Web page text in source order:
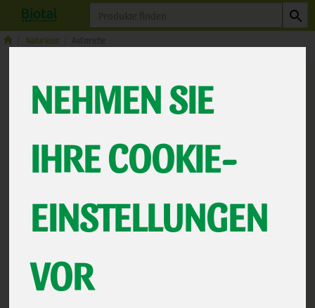
NEHMEN SIE
IHRE COOKIE-
EINSTELLUNGEN
VOR
Naturkost
Hofgemüse Paprika Trio
Hof Gemüse Pascals Paprika Trio